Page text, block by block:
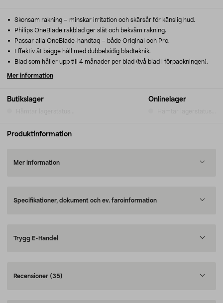
Butikslager Onlinelager
Skonsam rakning – minskar irritation och skärsår för känslig hud.
Philips OneBlade rakblad ger slät och bekväm rakning.
Passar alla OneBlade-handtag – både Original och Pro.
Effektiv åt bägge håll med dubbelsidig bladteknik.
Blad som håller upp till 4 månader per blad (två blad i förpackningen).
Mer information
Produktinformation
Mer information
Specifikationer, dokument och ev. faroinformation
Trygg E-Handel
Recensioner (35)